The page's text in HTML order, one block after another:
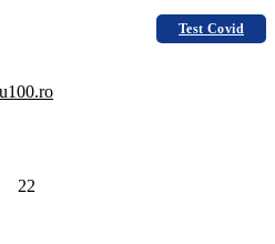
Test Covid
22